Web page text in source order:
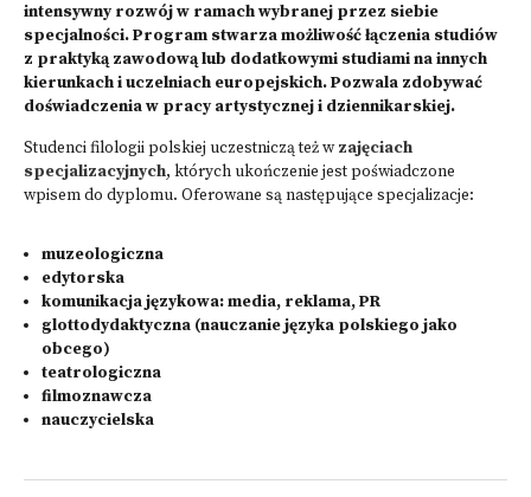
intensywny rozwój w ramach wybranej przez siebie
specjalności. Program stwarza możliwość łączenia studiów
z praktyką zawodową lub dodatkowymi studiami na innych
kierunkach i uczelniach europejskich. Pozwala zdobywać
doświadczenia w pracy artystycznej i dziennikarskiej.
Studenci filologii polskiej uczestniczą też wzajęciach
specjalizacyjnych, których ukończenie jest poświadczone
wpisem do dyplomu. Oferowane są następujące specjalizacje:
muzeologiczna
edytorska
komunikacja językowa: media, reklama, PR
glottodydaktyczna (nauczanie języka polskiego jako
obcego)
teatrologiczna
filmoznawcza
nauczycielska